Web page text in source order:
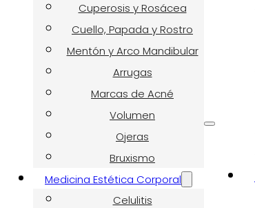
Cuperosis y Rosácea
Cuello, Papada y Rostro
Mentón y Arco Mandibular
Arrugas
Marcas de Acné
Volumen
Ojeras
Bruxismo
Medicina Estética Corporal
Celulitis